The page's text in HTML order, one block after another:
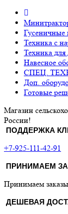
Техника с
Техника для
Навесное
СПЕЦ.
Доп.
Готовые
Магазин
России!
ПОДДЕРЖКА
+7-925-111-42-91
ПРИНИМАЕМ
Принимаем
ДЕШЕВАЯ